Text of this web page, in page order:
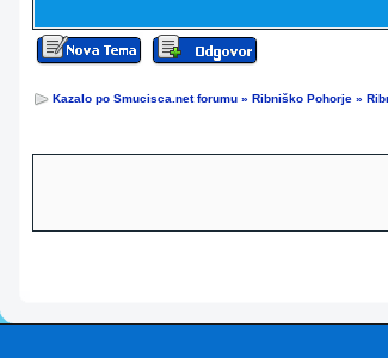
Kazalo po Smucisca.net forumu » Ribniško Pohorje »